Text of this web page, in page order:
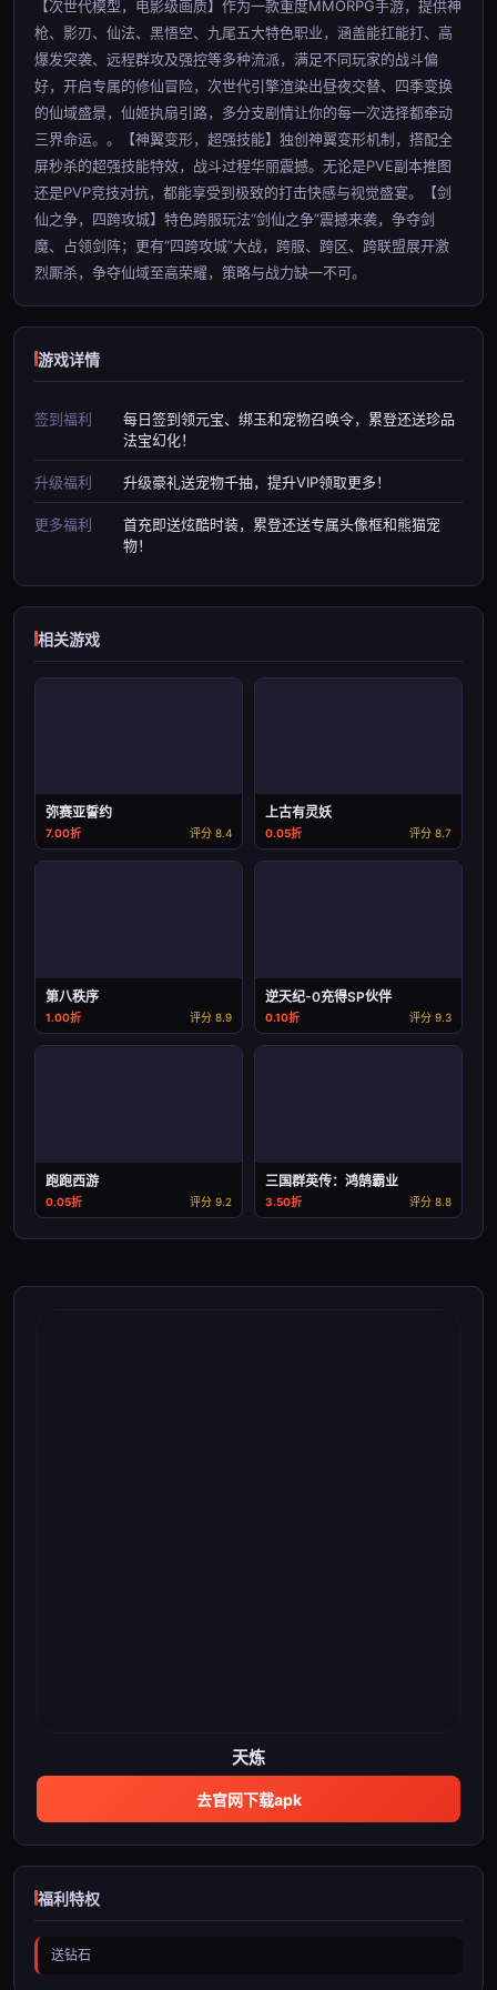
【次世代模型，电影级画质】作为一款重度MMORPG手游，提供神
枪、影刃、仙法、黑悟空、九尾五大特色职业，涵盖能扛能打、高
爆发突袭、远程群攻及强控等多种流派，满足不同玩家的战斗偏
好，开启专属的修仙冒险，次世代引擎渲染出昼夜交替、四季变换
的仙域盛景，仙姬执扇引路，多分支剧情让你的每一次选择都牵动
三界命运。。【神翼变形，超强技能】独创神翼变形机制，搭配全
屏秒杀的超强技能特效，战斗过程华丽震撼。无论是PVE副本推图
还是PVP竞技对抗，都能享受到极致的打击快感与视觉盛宴。【剑
仙之争，四跨攻城】特色跨服玩法“剑仙之争”震撼来袭，争夺剑
魔、占领剑阵；更有“四跨攻城”大战，跨服、跨区、跨联盟展开激
烈厮杀，争夺仙域至高荣耀，策略与战力缺一不可。
游戏详情
签到福利
每日签到领元宝、绑玉和宠物召唤令，累登还送珍品
法宝幻化！
升级福利 升级豪礼送宠物千抽，提升VIP领取更多！
更多福利
首充即送炫酷时装，累登还送专属头像框和熊猫宠
物！
相关游戏
弥赛亚誓约
7.00折 评分 8.4
上古有灵妖
0.05折 评分 8.7
第八秩序
1.00折 评分 8.9
逆天纪-0充得SP伙伴
0.10折 评分 9.3
跑跑西游
0.05折 评分 9.2
三国群英传：鸿鹄霸业
3.50折 评分 8.8
天炼
去官网下载apk
福利特权
送钻石